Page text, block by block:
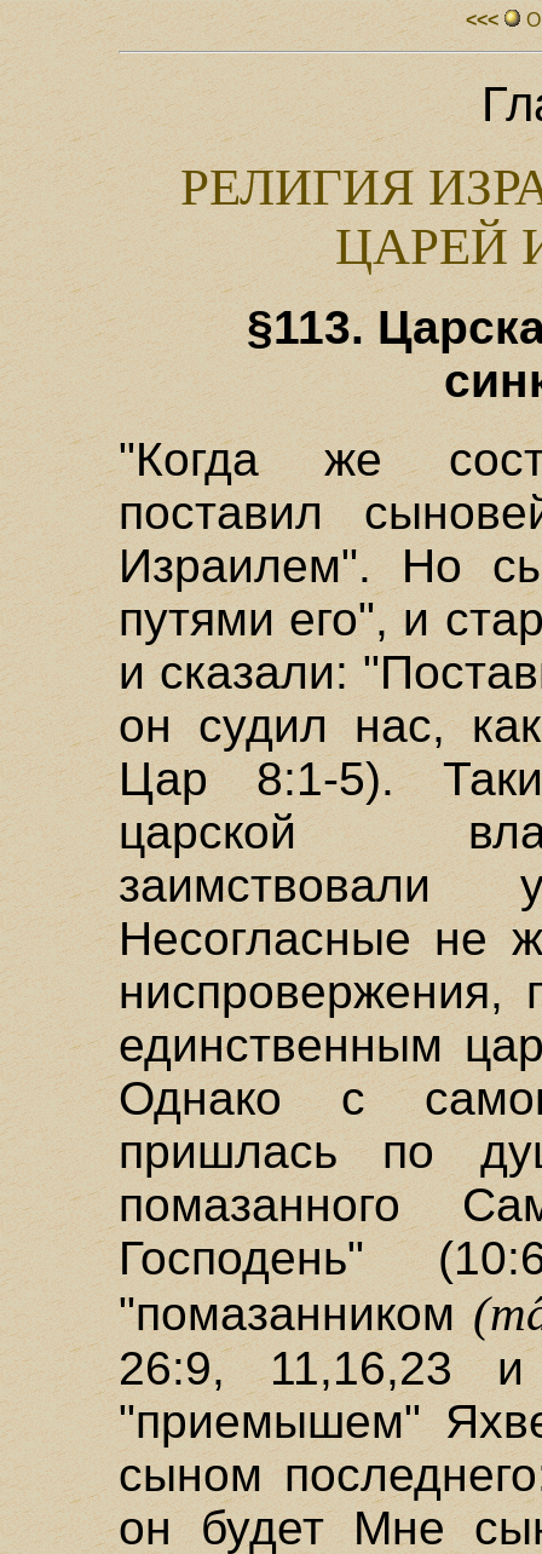
<<<
РЕЛИГИЯ
ЦАРЕЙ
§113.
"Когда же
поставил
Израилем". Но
путями его", и
и сказали:
он судил нас,
Цар 8:1-5).
царской
Несогласные не
ниспровержения,
единственным
Однако с
пришлась по
помазанного
Господень"
"помазанником
26:9, 11,16,23
"приемышем"
сыном
он будет Мне